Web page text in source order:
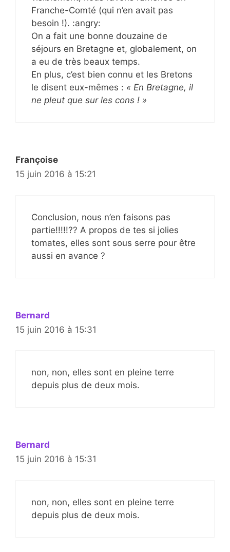
Franche-Comté (qui n’en avait pas
besoin !). :angry:
On a fait une bonne douzaine de
séjours en Bretagne et, globalement, on
a eu de très beaux temps.
En plus, c’est bien connu et les Bretons
le disent eux-mêmes : « En Bretagne, il
ne pleut que sur les cons ! »
Françoise
15 juin 2016 à 15:21
Conclusion, nous n’en faisons pas
partie!!!!!?? A propos de tes si jolies
tomates, elles sont sous serre pour être
aussi en avance ?
Bernard
15 juin 2016 à 15:31
non, non, elles sont en pleine terre
depuis plus de deux mois.
Bernard
15 juin 2016 à 15:31
non, non, elles sont en pleine terre
depuis plus de deux mois.